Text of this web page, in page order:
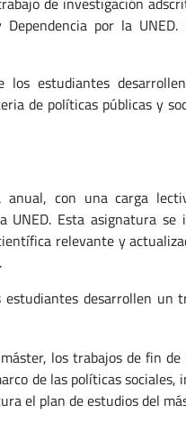
por la
estudiantes
de políticas públicas y
con una carga
UNED. Esta asignatura se
relevante y
desarrollen un
los trabajos de fin
de las políticas sociales,
el plan de estudios del